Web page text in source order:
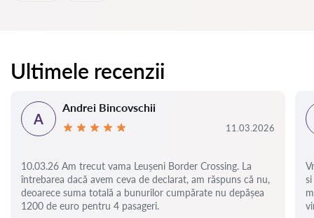
Ultimele recenzii
A
Andrei Bincovschii
11.03.2026
10.03.26 Am trecut vama Leușeni Border Crossing. La
întrebarea dacă avem ceva de declarat, am răspuns că nu,
deoarece suma totală a bunurilor cumpărate nu depășea
1200 de euro pentru 4 pasageri.